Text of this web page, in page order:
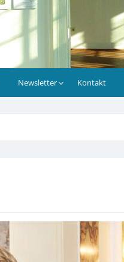
Newsletter Kontakt